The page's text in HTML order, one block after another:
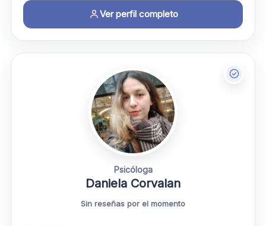
Ver perfil completo
Psicóloga
Daniela Corvalan
Sin reseñas por el momento